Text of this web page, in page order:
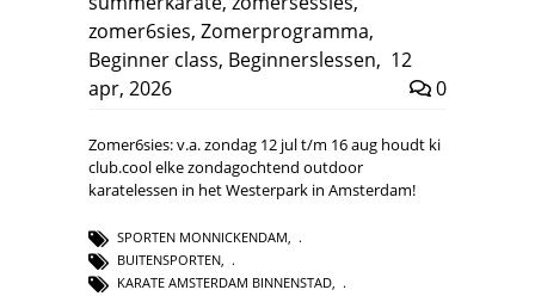
zomer6sies, Zomerprogramma,
Beginner class, Beginnerslessen, 12
apr, 2026
0
Zomer6sies: v.a. zondag 12 jul t/m 16 aug houdt ki
club.cool elke zondagochtend outdoor
karatelessen in het Westerpark in Amsterdam!
SPORTEN MONNICKENDAM
BUITENSPORTEN,
KARATE AMSTERDAM BINNENSTAD,